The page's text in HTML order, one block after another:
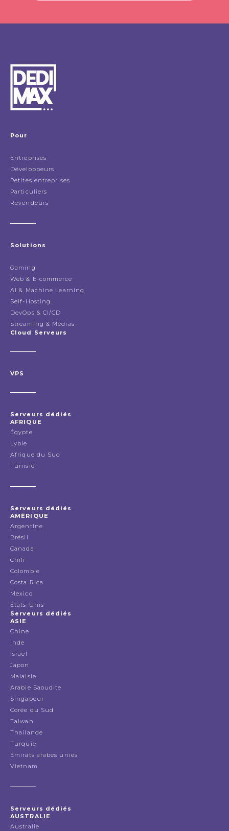
Pour
Entreprises
Développeurs
Petites entreprises
Particuliers
Revendeurs
Solutions
Gaming
Web & E-commerce
AI & Machine Learning
Self-Hosting
DevOps & CI/CD
Streaming & Médias
Cloud Serveurs
VPS
Serveurs dédiés
AFRIQUE
Égypte
Lybie
Afrique du Sud
Tunisie
Serveurs dédiés
AMÉRIQUE
Argentine
Brésil
Canada
Chili
Colombie
Costa Rica
Mexico
États-Unis
Serveurs dédiés
ASIE
Chine
Inde
Israel
Japon
Malaisie
Arabie Saoudite
Singapour
Corée du Sud
Taiwan
Thailande
Turquie
Émirats arabes unies
Vietnam
Serveurs dédiés
AUSTRALIE
Australie